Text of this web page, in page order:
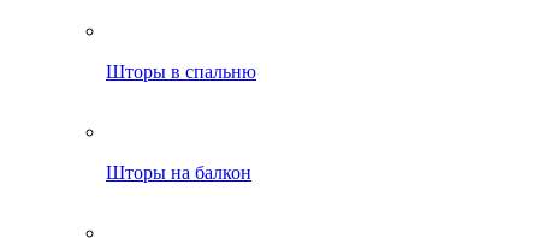
Шторы в спальню
Шторы на балкон